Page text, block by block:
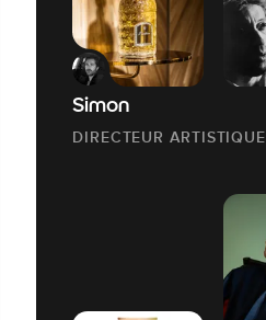
Simon
DIRECTEUR ARTISTIQUE